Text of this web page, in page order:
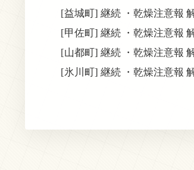
[益城町] 継続 ・乾燥注意報
[甲佐町] 継続 ・乾燥注意報
[山都町] 継続 ・乾燥注意報
[氷川町] 継続 ・乾燥注意報